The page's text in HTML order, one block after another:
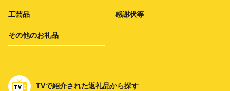
工芸品 感謝状等
その他のお礼品
TVで紹介された返礼品から探す